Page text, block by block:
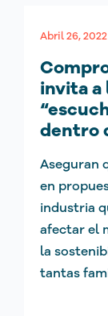
Abril 26, 2022
invita a
dentro
Aseguran
en
industria
afectar el
la
tantas